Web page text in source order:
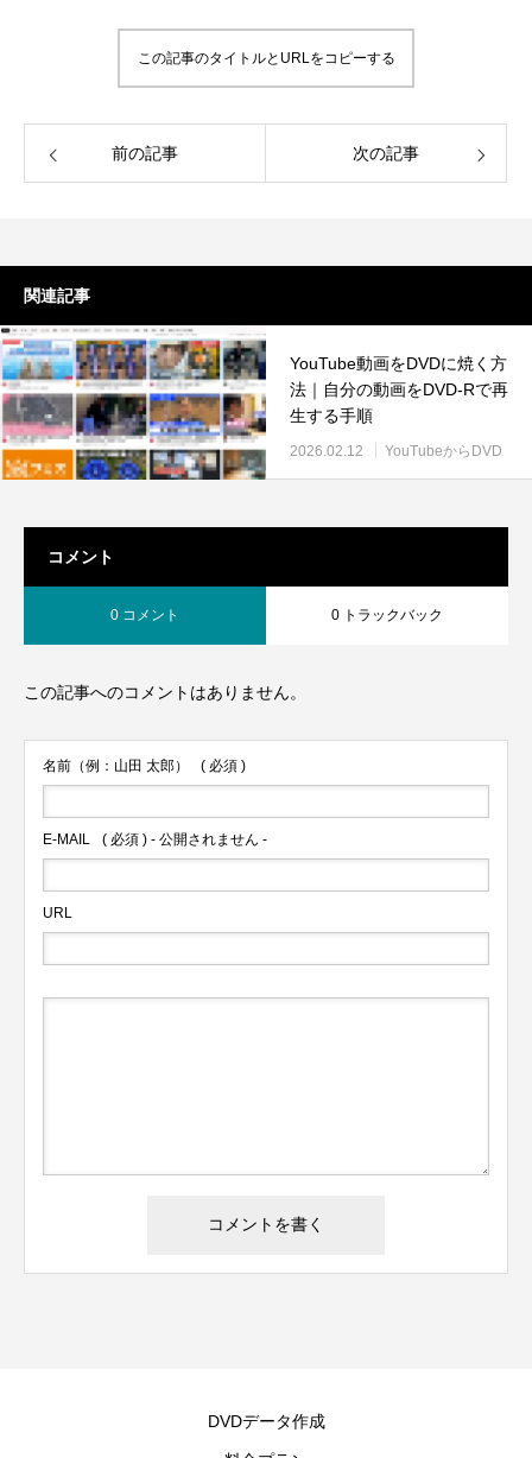
この記事のタイトルとURLをコピーする
前の記事 次の記事
関連記事
YouTube動画をDVDに焼く方
法｜自分の動画をDVD-Rで再
生する手順
2026.02.12 YouTubeからDVD
コメント
0 コメント 0 トラックバック
この記事へのコメントはありません。
名前（例：山田 太郎） ( 必須 )
E-MAIL ( 必須 ) - 公開されません -
URL
DVDデータ作成